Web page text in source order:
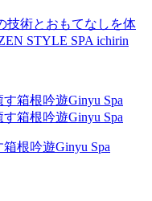
技術とおもてなしを体
STYLE SPA ichirin
根吟遊Ginyu Spa